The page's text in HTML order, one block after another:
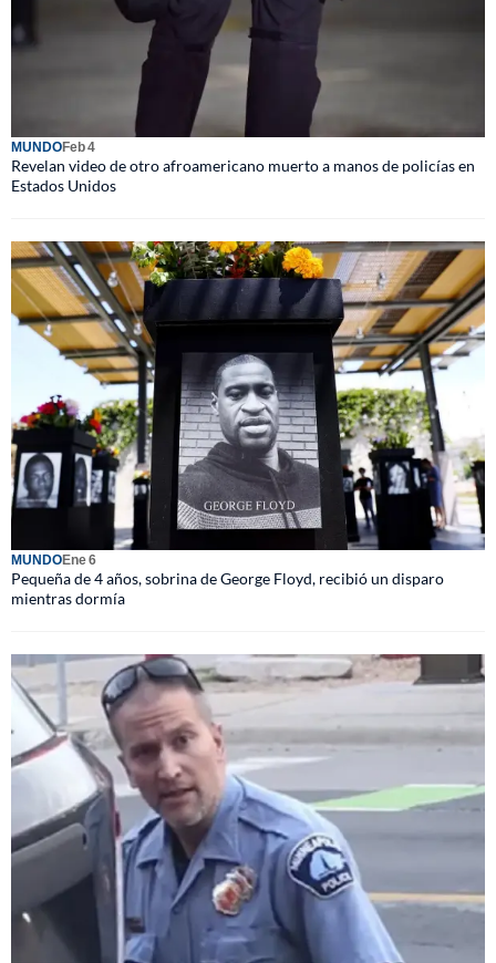
MUNDOFeb 4
Revelan video de otro afroamericano muerto a manos de policías en
Estados Unidos
MUNDOEne 6
Pequeña de 4 años, sobrina de George Floyd, recibió un disparo
mientras dormía